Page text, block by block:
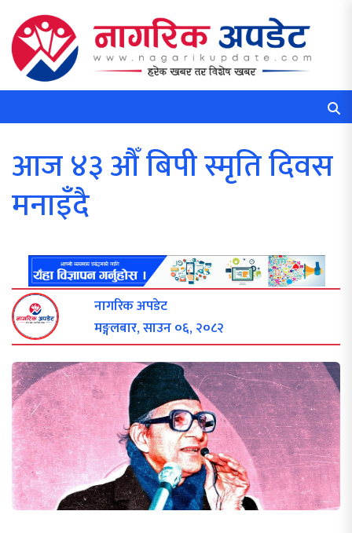
आज ४३ औँ बिपी स्मृति दिवस
मनाइँदै
नागरिक अपडेट
मङ्गलबार, साउन ०६, २०८२